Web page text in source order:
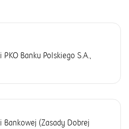
PKO Banku Polskiego S.A.,
Bankowej (Zasady Dobrej